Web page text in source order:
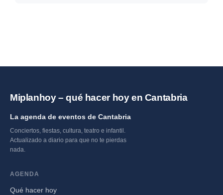
Miplanhoy – qué hacer hoy en Cantabria
La agenda de eventos de Cantabria
Conciertos, fiestas, cultura, teatro e infantil.
Actualizado a diario para que no te pierdas
nada.
AGENDA
Qué hacer hoy